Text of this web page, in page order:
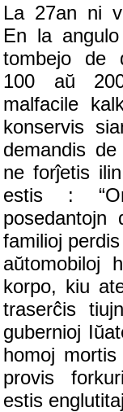
La 27an ni
En la
tombejo de
100 aŭ
malfacile
konservis
demandis
ne forĵetis
estis :
posedantojn
familioj
aŭtomobiloj
korpo, kiu
traserĉis
gubernioj
homoj
provis
estis